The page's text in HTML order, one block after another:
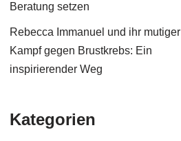
Beratung setzen
Rebecca Immanuel und ihr mutiger
Kampf gegen Brustkrebs: Ein
inspirierender Weg
Kategorien